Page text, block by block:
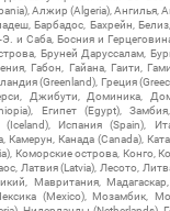
Алжир (Algeria), Ангилья,
Барбадос, Бахрейн,
и Саба, Босния и
Бруней Даруссалам,
Габон, Гайана, Гаити,
(Greenland), Греция
Джибути, Доминика,
Египет (Egypt),
Испания (Spain),
Канада (Canada),
Коморские острова, Конго,
Латвия (Latvia), Лесото,
Мавритания,
(Mexico), Мозамбик,